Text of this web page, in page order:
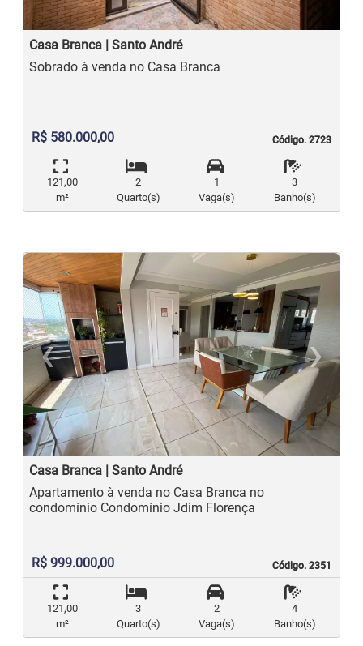
Casa Branca | Santo André
Código. 2723
Código. 2723
Sobrado à venda no Casa Branca
R$ 580.000,00
121,00
m²
2
Quarto(s)
1
Vaga(s)
3
Banho(s)
‹
Previous
›
Casa Branca | Santo André
Código. 2351
Código. 2351
Apartamento à venda no Casa Branca no
condomínio Condomínio Jdim Florença
R$ 999.000,00
121,00
m²
3
Quarto(s)
2
Vaga(s)
4
Banho(s)